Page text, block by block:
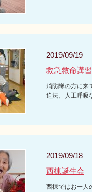
2019/09/19
救急救命講習
消防隊の方に来
迫法、人工呼吸
2019/09/18
西棟誕生会
西棟ではお一人